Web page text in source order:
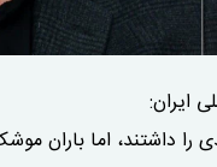
ایران:
را داشتند، اما باران